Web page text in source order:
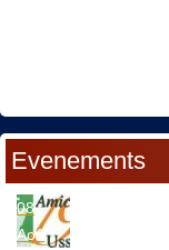
Evenements
08
Aoû